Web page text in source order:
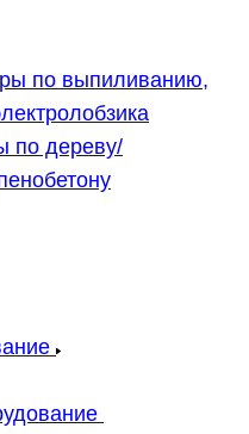
по выпиливанию,
по дереву/